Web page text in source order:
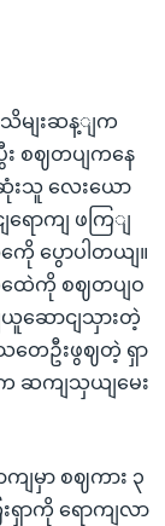
သိမျးဆန့ျက
း စဈတပျကနေ
ေုံးသူ လေးယော
ရောကျ ဖကြျ
ပွောပါတယျ။
ထေဲကို စဈတပျဝ
ယူဆောငျသှားတဲ့
တေဦးဖွဈတဲ့ ရှာ
က ဆကျသှယျမေး
ကျမှာ စဈကား ၃
းရှာကို ရောကျလာ